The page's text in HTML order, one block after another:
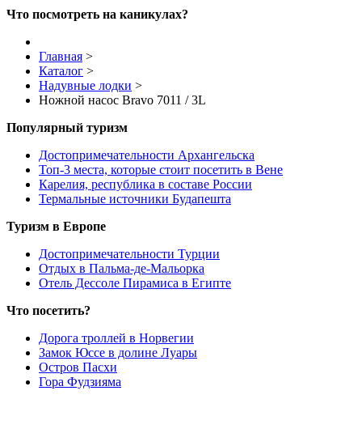
Что посмотреть на каникулах?
Главная >
Каталог >
Надувные лодки >
Ножной насос Bravo 7011 / 3L
Популярный туризм
Достопримечательности Архангельска
Топ-3 места, которые стоит посетить в Вене
Карелия, республика в составе России
Термальные источники Будапешта
Туризм в Европе
Достопримечательности Турции
Отдых в Пальма-де-Мальорка
Отель Дессоле Пирамиса в Египте
Что посетить?
Дорога троллей в Норвегии
Замок Юссе в долине Луары
Остров Пасхи
Гора Фудзияма